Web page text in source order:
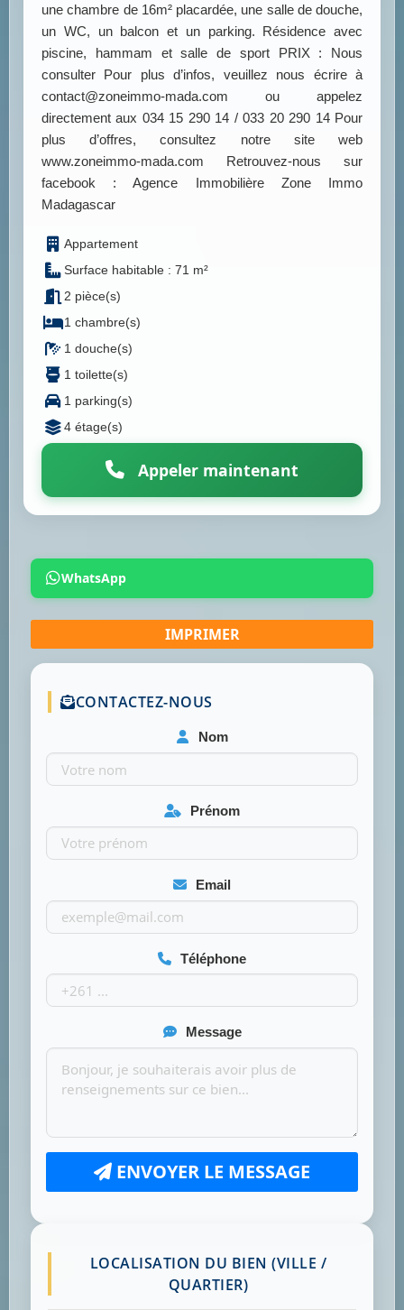
une chambre de 16m² placardée, une salle de douche,
un WC, un balcon et un parking. Résidence avec
piscine, hammam et salle de sport PRIX : Nous
consulter Pour plus d’infos, veuillez nous écrire à
contact@zoneimmo-mada.com ou appelez
directement aux 034 15 290 14 / 033 20 290 14 Pour
plus d’offres, consultez notre site web
www.zoneimmo-mada.com Retrouvez-nous sur
facebook : Agence Immobilière Zone Immo
Madagascar
Appartement
Surface habitable : 71 m²
2 pièce(s)
1 chambre(s)
1 douche(s)
1 toilette(s)
1 parking(s)
4 étage(s)
Appeler maintenant
WhatsApp
CONTACTEZ-NOUS
Nom
Prénom
Email
Téléphone
Message
ENVOYER LE MESSAGE
LOCALISATION DU BIEN (VILLE /
QUARTIER)